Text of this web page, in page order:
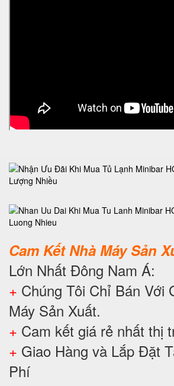
Cam Kết Nhà Máy Sản
Lớn Nhất Đông Nam Á:
+ Chúng Tôi Chỉ Bán Với
Máy Sản Xuất.
+ Cam kết giá rẻ nhất thị
+ Giao Hàng và Lắp Đặt
Phí